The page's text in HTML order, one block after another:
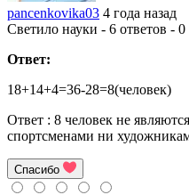
pancenkovika03 4 года назад
Светило науки - 6 ответов -
Ответ:
18+14+4=36-28=8(человек)
Ответ : 8 человек не
спортсменами ни
Спасибо